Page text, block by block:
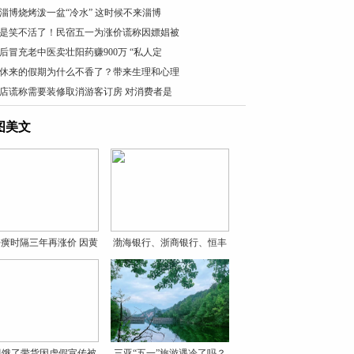
博烧烤泼一盆“冷水” 这时候不来淄博
笑不活了！民宿五一为涨价谎称因嫖娼被
冒充老中医卖壮阳药赚900万 “私人定
来的假期为什么不香了？带来生理和心理
谎称需要装修取消游客订房 对消费者是
美文
时隔三年再涨价 因黄
渤海银行、浙商银行、恒丰
银